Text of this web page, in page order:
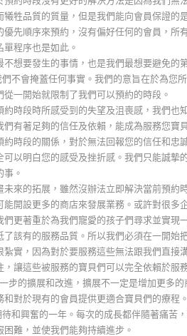
牲品質的質量，但是我們能向會員保證的
先順序來預約，沒有偏好任何的會員，所
程序也是如此。
想要發生的事情，也是我們最想要避免的
不會掩蓋任何事實。我們的意旨在於為您
一開始就限制了我們可以預約的時段。
時段時所感受到的失望及沮喪感，我們也
有著足夠的信任及依賴，能成為服務您寶
時段的關係，對於無法回報您的信任和忠
以明白您的感受及挫折感。我們只能誠摯
。
來的拓展，雖然沒辦法立即解決當前預約
開設更多的商店來發展業務。或許對很多
更著重於為我們寵愛的孩子們尋求並實現
該有的服務品質。所以我們必須在一開始
實，因為對於要服務這些無法跟我們直接
讓這些被服務的寶貝們可以完全依賴於服
步的擴展和改進，擴展不一定是增加更多
對於現有的會員提供更適合寶貝們的療程
和興奮的一年。每次的成長都伴隨著痛苦
難，並使我們能夠持續進步。